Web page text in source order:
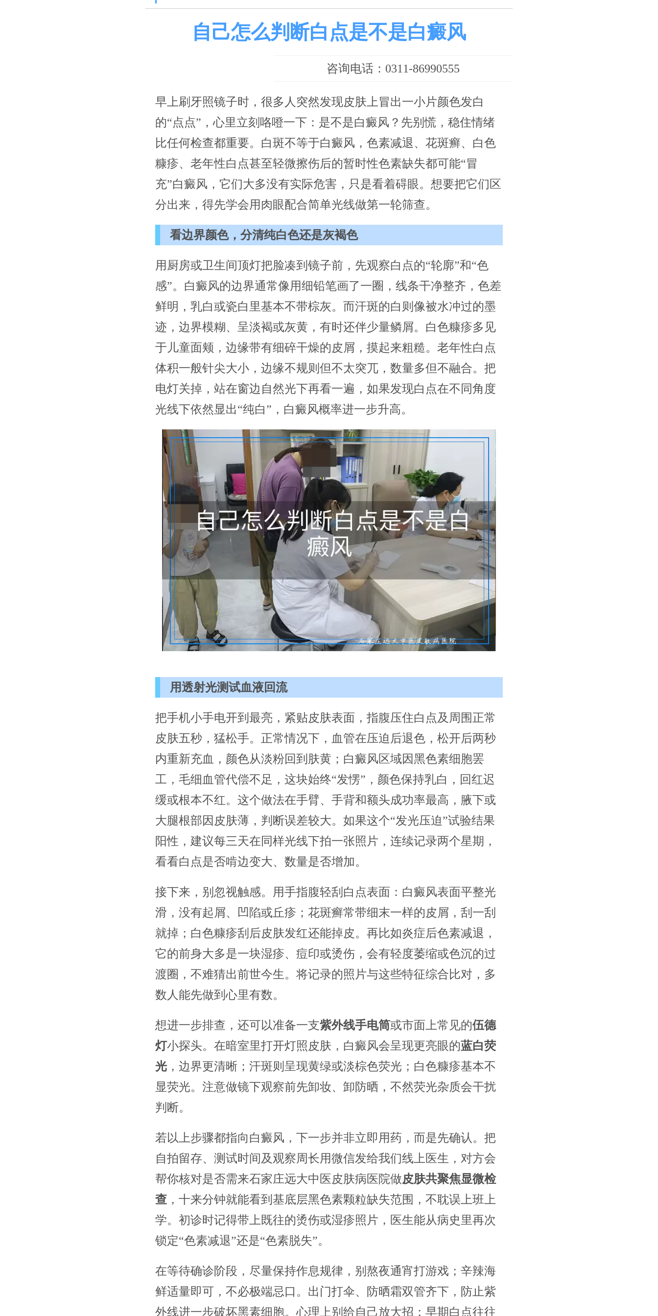
自己怎么判断白点是不是白癜风
咨询电话：0311-86990555
早上刷牙照镜子时，很多人突然发现皮肤上冒出一小片颜色发白
的“点点”，心里立刻咯噔一下：是不是白癜风？先别慌，稳住情绪
比任何检查都重要。白斑不等于白癜风，色素减退、花斑癣、白色
糠疹、老年性白点甚至轻微擦伤后的暂时性色素缺失都可能“冒
充”白癜风，它们大多没有实际危害，只是看着碍眼。想要把它们区
分出来，得先学会用肉眼配合简单光线做第一轮筛查。
看边界颜色，分清纯白色还是灰褐色
用厨房或卫生间顶灯把脸凑到镜子前，先观察白点的“轮廓”和“色
感”。白癜风的边界通常像用细铅笔画了一圈，线条干净整齐，色差
鲜明，乳白或瓷白里基本不带棕灰。而汗斑的白则像被水冲过的墨
迹，边界模糊、呈淡褐或灰黄，有时还伴少量鳞屑。白色糠疹多见
于儿童面颊，边缘带有细碎干燥的皮屑，摸起来粗糙。老年性白点
体积一般针尖大小，边缘不规则但不太突兀，数量多但不融合。把
电灯关掉，站在窗边自然光下再看一遍，如果发现白点在不同角度
光线下依然显出“纯白”，白癜风概率进一步升高。
用透射光测试血液回流
把手机小手电开到最亮，紧贴皮肤表面，指腹压住白点及周围正常
皮肤五秒，猛松手。正常情况下，血管在压迫后退色，松开后两秒
内重新充血，颜色从淡粉回到肤黄；白癜风区域因黑色素细胞罢
工，毛细血管代偿不足，这块始终“发愣”，颜色保持乳白，回红迟
缓或根本不红。这个做法在手臂、手背和额头成功率最高，腋下或
大腿根部因皮肤薄，判断误差较大。如果这个“发光压迫”试验结果
阳性，建议每三天在同样光线下拍一张照片，连续记录两个星期，
看看白点是否啃边变大、数量是否增加。
接下来，别忽视触感。用手指腹轻刮白点表面：白癜风表面平整光
滑，没有起屑、凹陷或丘疹；花斑癣常带细末一样的皮屑，刮一刮
就掉；白色糠疹刮后皮肤发红还能掉皮。再比如炎症后色素减退，
它的前身大多是一块湿疹、痘印或烫伤，会有轻度萎缩或色沉的过
渡圈，不难猜出前世今生。将记录的照片与这些特征综合比对，多
数人能先做到心里有数。
想进一步排查，还可以准备一支紫外线手电筒或市面上常见的伍德
灯小探头。在暗室里打开灯照皮肤，白癜风会呈现更亮眼的蓝白荧
光 ，边界更清晰；汗斑则呈现黄绿或淡棕色荧光；白色糠疹基本不
显荧光。注意做镜下观察前先卸妆、卸防晒，不然荧光杂质会干扰
判断。
若以上步骤都指向白癜风，下一步并非立即用药，而是先确认。把
自拍留存、测试时间及观察周长用微信发给我们线上医生，对方会
帮你核对是否需来石家庄远大中医皮肤病医院做皮肤共聚焦显微检
查 ，十来分钟就能看到基底层黑色素颗粒缺失范围，不耽误上班上
学。初诊时记得带上既往的烫伤或湿疹照片，医生能从病史里再次
锁定“色素减退”还是“色素脱失”。
在等待确诊阶段，尽量保持作息规律，别熬夜通宵打游戏；辛辣海
鲜适量即可，不必极端忌口。出门打伞、防晒霜双管齐下，防止紫
外线进一步破坏黑素细胞。心理上别给自己放大招：早期白点往往